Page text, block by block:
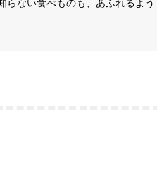
らない食べものも、あふれるよう